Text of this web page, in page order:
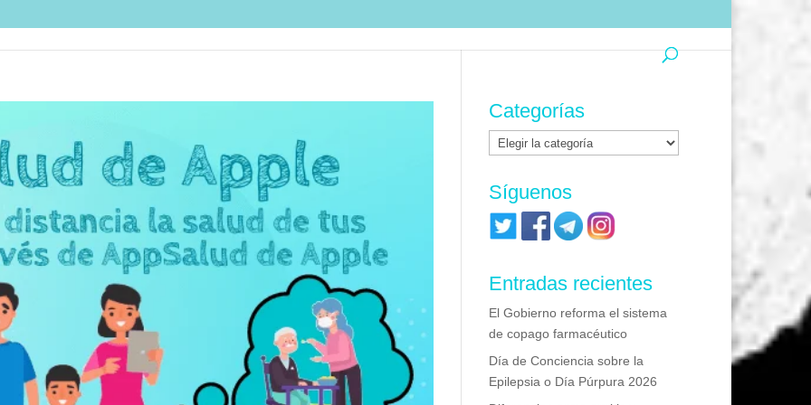
Categorías
Categorías
Síguenos
Entradas recientes
El Gobierno reforma el sistema
de copago farmacéutico
Día de Conciencia sobre la
Epilepsia o Día Púrpura 2026